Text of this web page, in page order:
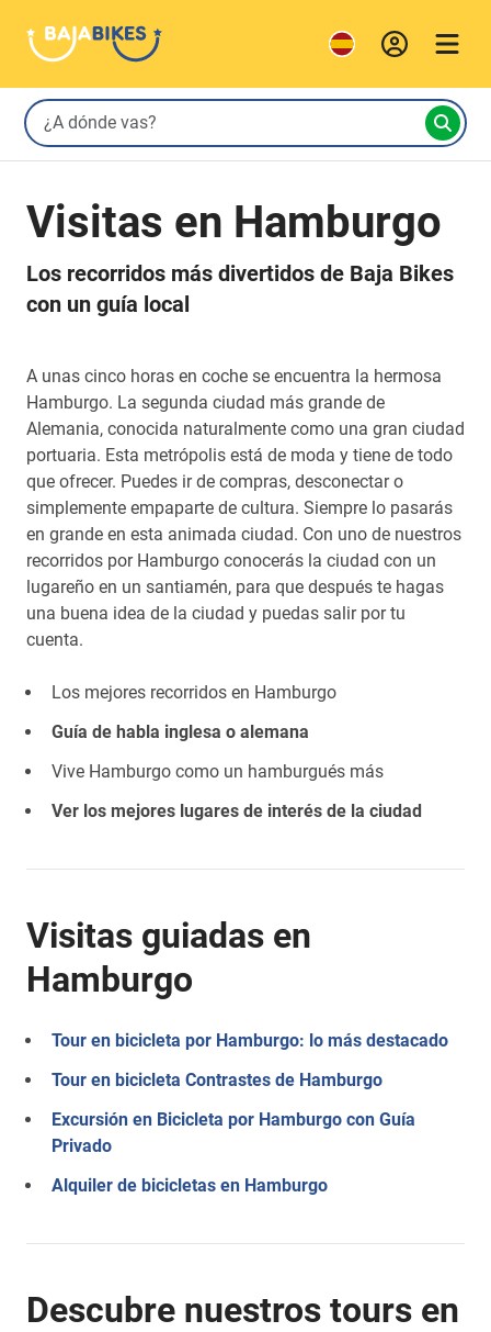
Visitas en Hamburgo
Los recorridos más divertidos de Baja Bikes
con un guía local
A unas cinco horas en coche se encuentra la hermosa
Hamburgo. La segunda ciudad más grande de
Alemania, conocida naturalmente como una gran ciudad
portuaria. Esta metrópolis está de moda y tiene de todo
que ofrecer. Puedes ir de compras, desconectar o
simplemente empaparte de cultura. Siempre lo pasarás
en grande en esta animada ciudad. Con uno de nuestros
recorridos por Hamburgo conocerás la ciudad con un
lugareño en un santiamén, para que después te hagas
una buena idea de la ciudad y puedas salir por tu
cuenta.
Los mejores recorridos en Hamburgo
Guía de habla inglesa o alemana
Vive Hamburgo como un hamburgués más
Ver los mejores lugares de interés de la ciudad
Visitas guiadas en
Hamburgo
Tour en bicicleta por Hamburgo: lo más destacado
Tour en bicicleta Contrastes de Hamburgo
Excursión en Bicicleta por Hamburgo con Guía
Privado
Alquiler de bicicletas en Hamburgo
Descubre nuestros tours en